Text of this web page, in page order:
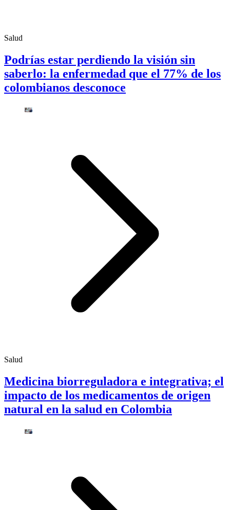
Salud
Podrías estar perdiendo la visión sin
saberlo: la enfermedad que el 77% de los
colombianos desconoce
Salud
Medicina biorreguladora e integrativa; el
impacto de los medicamentos de origen
natural en la salud en Colombia